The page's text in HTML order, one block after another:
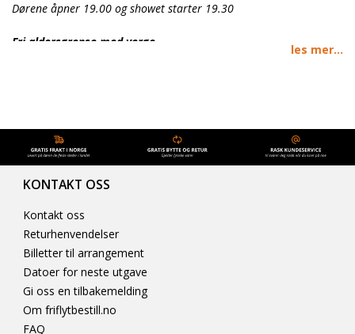
Dørene åpner 19.00 og showet starter 19.30
Fri aldersgrense med verge.
les mer...
KONTAKT OSS
Kontakt oss
Returhenvendelser
Billetter til arrangement
Datoer for neste utgave
Gi oss en tilbakemelding
Om friflytbestill.no
FAQ